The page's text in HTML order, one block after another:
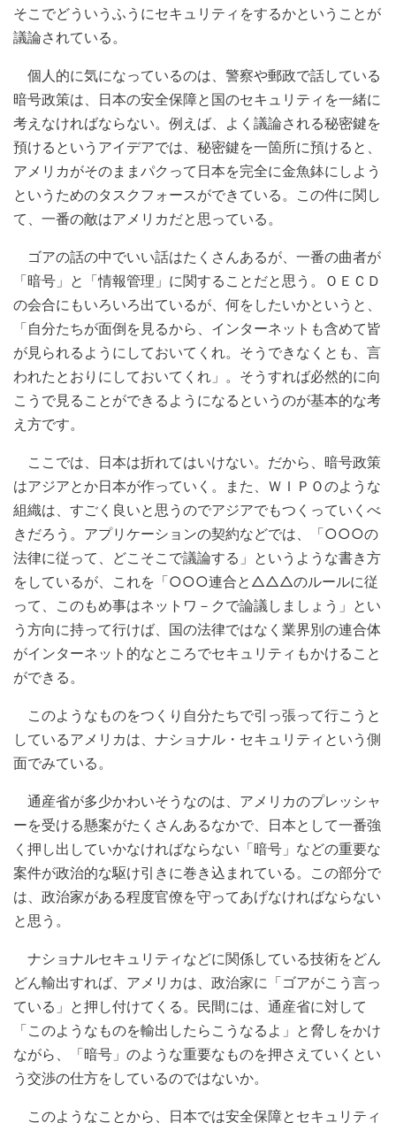
そこでどういうふうにセキュリティをするかということが
議論されている。
個人的に気になっているのは、警察や郵政で話している
暗号政策は、日本の安全保障と国のセキュリティを一緒に
考えなければならない。例えば、よく議論される秘密鍵を
預けるというアイデアでは、秘密鍵を一箇所に預けると、
アメリカがそのままパクって日本を完全に金魚鉢にしよう
というためのタスクフォースができている。この件に関し
て、一番の敵はアメリカだと思っている。
ゴアの話の中でいい話はたくさんあるが、一番の曲者が
「暗号」と「情報管理」に関することだと思う。ＯＥＣＤ
の会合にもいろいろ出ているが、何をしたいかというと、
「自分たちが面倒を見るから、インターネットも含めて皆
が見られるようにしておいてくれ。そうできなくとも、言
われたとおりにしておいてくれ」。そうすれば必然的に向
こうで見ることができるようになるというのが基本的な考
え方です。
ここでは、日本は折れてはいけない。だから、暗号政策
はアジアとか日本が作っていく。また、ＷＩＰＯのような
組織は、すごく良いと思うのでアジアでもつくっていくべ
きだろう。アプリケーションの契約などでは、「○○○の
法律に従って、どこそこで議論する」というような書き方
をしているが、これを「○○○連合と△△△のルールに従
って、このもめ事はネットワ－クで論議しましょう」とい
う方向に持って行けば、国の法律ではなく業界別の連合体
がインターネット的なところでセキュリティもかけること
ができる。
このようなものをつくり自分たちで引っ張って行こうと
しているアメリカは、ナショナル・セキュリティという側
面でみている。
通産省が多少かわいそうなのは、アメリカのプレッシャ
ーを受ける懸案がたくさんあるなかで、日本として一番強
く押し出していかなければならない「暗号」などの重要な
案件が政治的な駆け引きに巻き込まれている。この部分で
は、政治家がある程度官僚を守ってあげなければならない
と思う。
ナショナルセキュリティなどに関係している技術をどん
どん輸出すれば、アメリカは、政治家に「ゴアがこう言っ
ている」と押し付けてくる。民間には、通産省に対して
「このようなものを輸出したらこうなるよ」と脅しをかけ
ながら、「暗号」のような重要なものを押さえていくとい
う交渉の仕方をしているのではないか。
このようなことから、日本では安全保障とセキュリティ